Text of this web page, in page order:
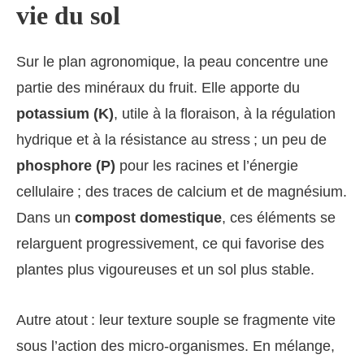
vie du sol
Sur le plan agronomique, la peau concentre une
partie des minéraux du fruit. Elle apporte du
potassium (K), utile à la floraison, à la régulation
hydrique et à la résistance au stress ; un peu de
phosphore (P) pour les racines et l’énergie
cellulaire ; des traces de calcium et de magnésium.
Dans un compost domestique, ces éléments se
relarguent progressivement, ce qui favorise des
plantes plus vigoureuses et un sol plus stable.
Autre atout : leur texture souple se fragmente vite
sous l’action des micro-organismes. En mélange,